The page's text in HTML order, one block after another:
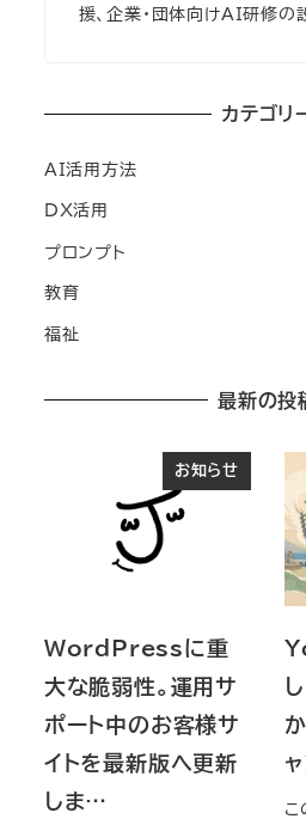
援、企業・団体向けAI研修の
カテゴリ
AI活用方法
DX活用
プロンプト
教育
福祉
最新の投
お知らせ
WordPressに重
大な脆弱性。運用サ
ポート中のお客様サ
イトを最新版へ更新
しま…